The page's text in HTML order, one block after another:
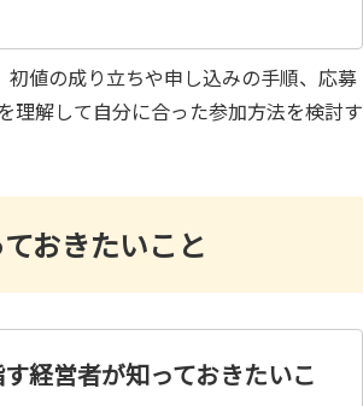
値の成り立ちや申し込みの手順、応募
理解して自分に合った参加方法を検討す
おきたいこと
経営者が知っておきたいこ